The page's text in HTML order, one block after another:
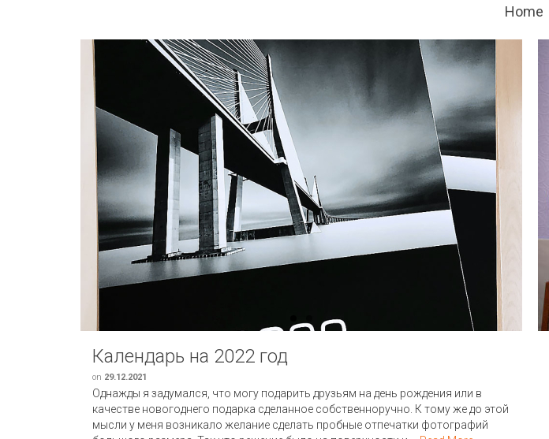
Home
Календарь на 2022 год
on 29.12.2021
Однажды я задумался, что могу подарить друзьям на день рождения или в
качестве новогоднего подарка сделанное собственноручно. К тому же до этой
мысли у меня возникало желание сделать пробные отпечатки фотографий